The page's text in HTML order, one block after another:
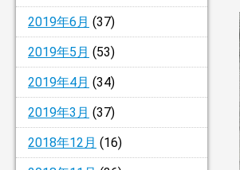
2019年6月 (37)
2019年5月 (53)
2019年4月 (34)
2019年3月 (37)
2018年12月 (16)